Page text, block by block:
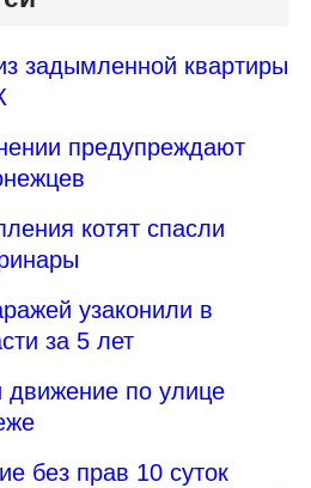
задымленной квартиры
предупреждают
котят спасли
узаконили в
за 5 лет
движение по улице
без прав 10 суток